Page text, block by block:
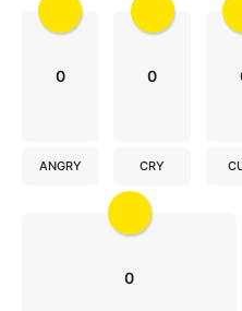
0
ANGRY
0
CRY
0